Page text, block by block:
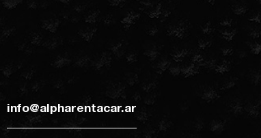
info@alpharentacar.ar